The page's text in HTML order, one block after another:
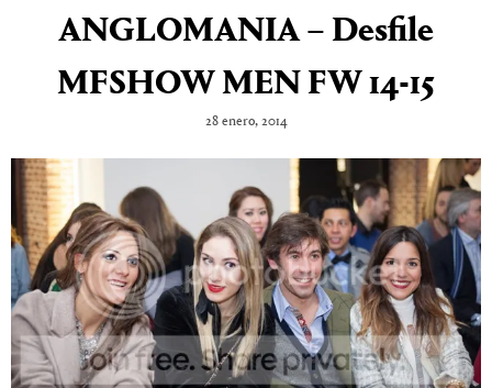
ANGLOMANIA – Desfile
MFSHOW MEN FW 14-15
28 enero, 2014